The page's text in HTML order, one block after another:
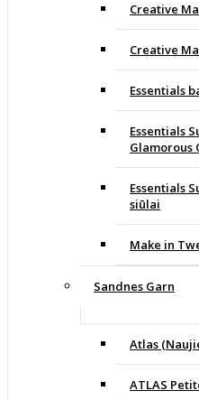
Creative
Creative
Essentials
Essentials
Glamorous
Essentials
siūlai
Make in
Sandnes Garn
Atlas
ATLAS